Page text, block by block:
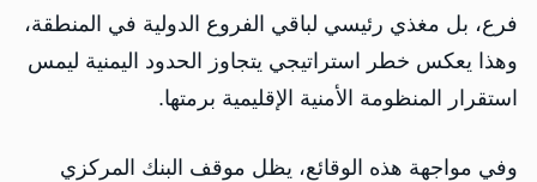
فرع، بل مغذي رئيسي لباقي الفروع الدولية في المنطقة،
وهذا يعكس خطر استراتيجي يتجاوز الحدود اليمنية ليمس
استقرار المنظومة الأمنية الإقليمية برمتها.
وفي مواجهة هذه الوقائع، يظل موقف البنك المركزي